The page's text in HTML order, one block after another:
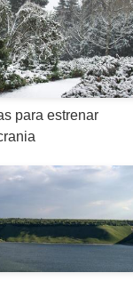
para estrenar